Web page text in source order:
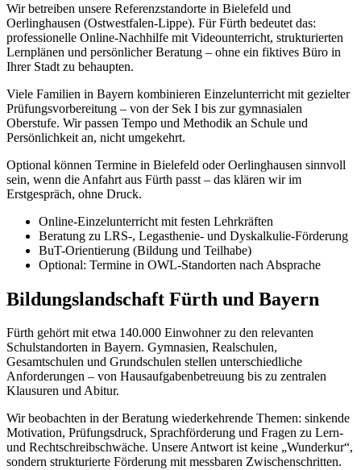
Wir betreiben unsere Referenzstandorte in Bielefeld und
Oerlinghausen (Ostwestfalen-Lippe). Für Fürth bedeutet das:
professionelle Online-Nachhilfe mit Videounterricht, strukturierten
Lernplänen und persönlicher Beratung – ohne ein fiktives Büro in
Ihrer Stadt zu behaupten.
Viele Familien in Bayern kombinieren Einzelunterricht mit gezielter
Prüfungsvorbereitung – von der Sek I bis zur gymnasialen
Oberstufe. Wir passen Tempo und Methodik an Schule und
Persönlichkeit an, nicht umgekehrt.
Optional können Termine in Bielefeld oder Oerlinghausen sinnvoll
sein, wenn die Anfahrt aus Fürth passt – das klären wir im
Erstgespräch, ohne Druck.
Online-Einzelunterricht mit festen Lehrkräften
Beratung zu LRS-, Legasthenie- und Dyskalkulie-Förderung
BuT-Orientierung (Bildung und Teilhabe)
Optional: Termine in OWL-Standorten nach Absprache
Bildungslandschaft Fürth und Bayern
Fürth gehört mit etwa 140.000 Einwohner zu den relevanten
Schulstandorten in Bayern. Gymnasien, Realschulen,
Gesamtschulen und Grundschulen stellen unterschiedliche
Anforderungen – von Hausaufgabenbetreuung bis zu zentralen
Klausuren und Abitur.
Wir beobachten in der Beratung wiederkehrende Themen: sinkende
Motivation, Prüfungsdruck, Sprachförderung und Fragen zu Lern-
und Rechtschreibschwäche. Unsere Antwort ist keine „Wunderkur“,
sondern strukturierte Förderung mit messbaren Zwischenschritten.